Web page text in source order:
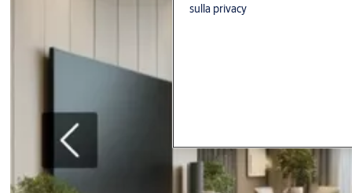
sulla privacy